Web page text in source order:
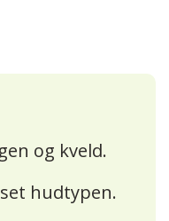
og kveld.
hudtypen.